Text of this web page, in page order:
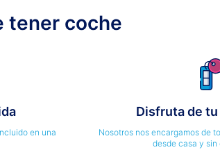
tener coche
en una
Disfruta de
Nosotros nos encargamos de
desde casa y